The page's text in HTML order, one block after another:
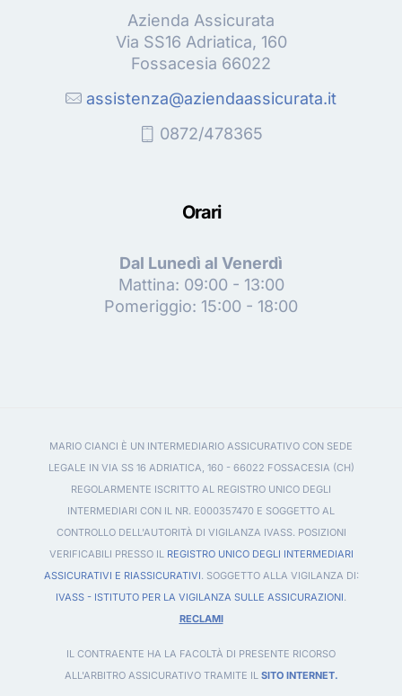
Azienda Assicurata
Via SS16 Adriatica, 160
Fossacesia 66022
assistenza@aziendaassicurata.it
0872/478365
Orari
Dal Lunedì al Venerdì
Mattina: 09:00 - 13:00
Pomeriggio: 15:00 - 18:00
MARIO CIANCI È UN INTERMEDIARIO ASSICURATIVO CON SEDE
LEGALE IN VIA SS 16 ADRIATICA, 160 - 66022 FOSSACESIA (CH)
REGOLARMENTE ISCRITTO AL REGISTRO UNICO DEGLI
INTERMEDIARI CON IL NR. E000357470 E SOGGETTO AL
CONTROLLO DELL'AUTORITÀ DI VIGILANZA IVASS. POSIZIONI
VERIFICABILI PRESSO IL REGISTRO UNICO DEGLI INTERMEDIARI
ASSICURATIVI E RIASSICURATIVI. SOGGETTO ALLA VIGILANZA DI:
IVASS - ISTITUTO PER LA VIGILANZA SULLE ASSICURAZIONI.
RECLAMI
IL CONTRAENTE HA LA FACOLTÀ DI PRESENTE RICORSO
ALL'ARBITRO ASSICURATIVO TRAMITE IL SITO INTERNET.